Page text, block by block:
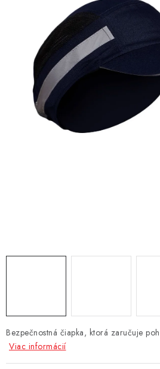
% OUTLET
Predajne Kontakt Chránená dielňa
Katalógy
Doprava, platba a zľavy
Formulár na výmenu tovaru
Kto sme
Akcie v predajniach
Bezpečnostná čiapka, ktorá zaručuje
Viac informácií